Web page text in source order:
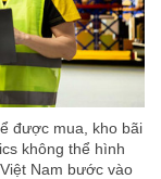
được mua, kho bãi
không thể hình
Nam bước vào